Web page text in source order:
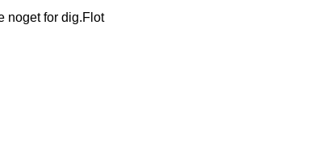
noget for dig.Flot